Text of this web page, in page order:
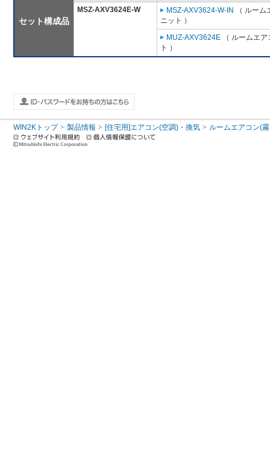
セット構成品
MSZ-AXV3624E-W
MSZ-AXV3624-W-IN
（ ルー
ニット ）
MUZ-AXV3624E （ ルームエ
ト ）
WIN2Kトップ 製品情報 [住宅用]エアコン(空調)・換気 ルームエアコン(